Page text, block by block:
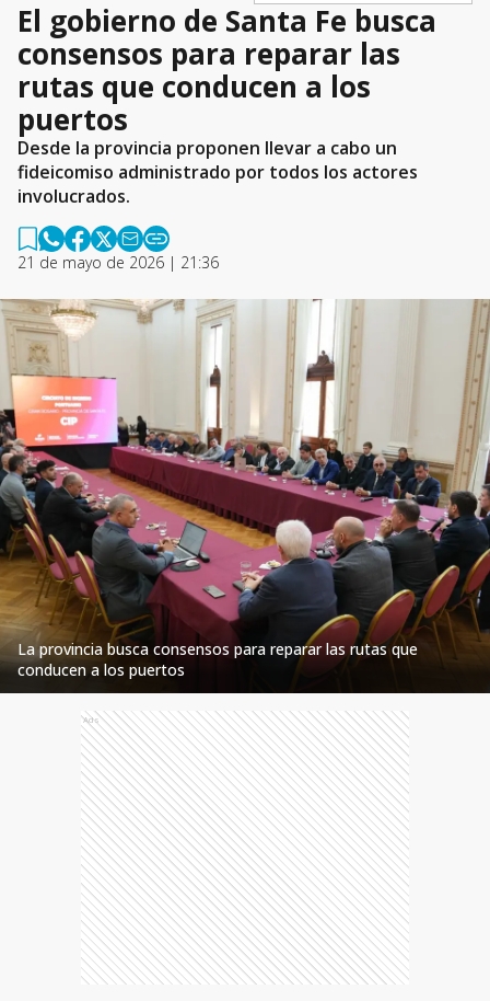
El gobierno de Santa Fe busca
consensos para reparar las
rutas que conducen a los
puertos
Desde la provincia proponen llevar a cabo un
fideicomiso administrado por todos los actores
involucrados.
21 de mayo de 2026 | 21:36
La provincia busca consensos para reparar las rutas que
conducen a los puertos
Ads